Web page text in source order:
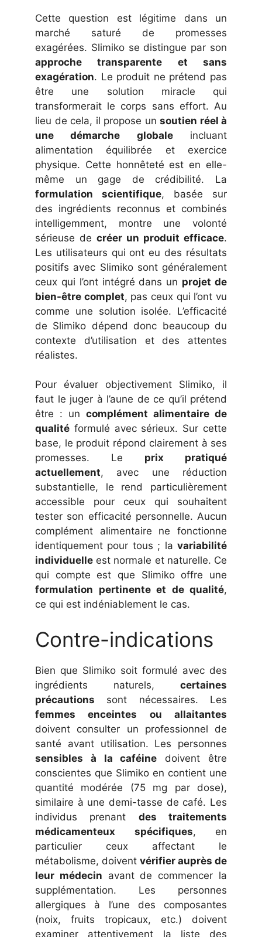
Cette question est légitime dans un
marché saturé de promesses
exagérées. Slimiko se distingue par son
approche transparente et sans
exagération. Le produit ne prétend pas
être une solution miracle qui
transformerait le corps sans effort. Au
lieu de cela, il propose un soutien réel à
une démarche globaleincluant
alimentation équilibrée et exercice
physique. Cette honnêteté est en elle-
même un gage de crédibilité. La
formulation scientifique, basée sur
des ingrédients reconnus et combinés
intelligemment, montre une volonté
sérieuse de créer un produit efficace.
Les utilisateurs qui ont eu des résultats
positifs avec Slimiko sont généralement
ceux qui l’ont intégré dans un projet de
bien-être complet, pas ceux qui l’ont vu
comme une solution isolée. L’efficacité
de Slimiko dépend donc beaucoup du
contexte d’utilisation et des attentes
réalistes.
Pour évaluer objectivement Slimiko, il
faut le juger à l’aune de ce qu’il prétend
être : un complément alimentaire de
qualité formulé avec sérieux. Sur cette
base, le produit répond clairement à ses
promesses. Le prix pratiqué
actuellement, avec une réduction
substantielle, le rend particulièrement
accessible pour ceux qui souhaitent
tester son efficacité personnelle. Aucun
complément alimentaire ne fonctionne
identiquement pour tous ; la variabilité
individuelle est normale et naturelle. Ce
qui compte est que Slimiko offre une
formulation pertinente et de qualité,
ce qui est indéniablement le cas.
Contre-indications
Bien que Slimiko soit formulé avec des
ingrédients naturels, certaines
précautions sont nécessaires. Les
femmes enceintes ou allaitantes
doivent consulter un professionnel de
santé avant utilisation. Les personnes
sensibles à la caféine doivent être
conscientes que Slimiko en contient une
quantité modérée (75 mg par dose),
similaire à une demi-tasse de café. Les
individus prenant des traitements
médicamenteux spécifiques, en
particulier ceux affectant le
métabolisme, doivent vérifier auprès de
leur médecin avant de commencer la
supplémentation. Les personnes
allergiques à l’une des composantes
(noix, fruits tropicaux, etc.) doivent
examiner attentivement la liste des